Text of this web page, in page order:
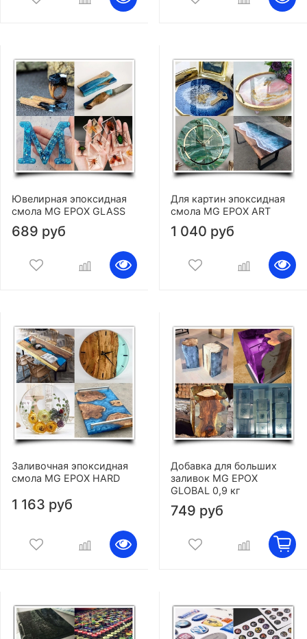
Ювелирная эпоксидная
смола MG EPOX GLASS
689 руб
Для картин эпоксидная
смола MG EPOX ART
1 040 руб
Заливочная эпоксидная
смола MG EPOX HARD
1 163 руб
Добавка для больших
заливок MG EPOX
GLOBAL 0,9 кг
749 руб